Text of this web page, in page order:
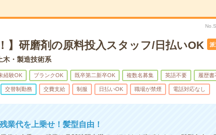
】研磨剤の原料投入スタッフ/日払いOK 派
木・製造技術系
経験OK ブランクOK 既卒第二新卒OK 複数名募集 英語不要 履歴書
交替制勤務 交費支給 制服 日払いOK 職場が禁煙 電話対応なし
業代を上乗せ！髪型自由！